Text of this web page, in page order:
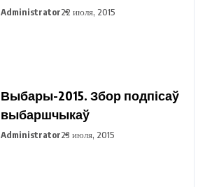
Administrator22 июля, 2015
Выбары-2015. Збор подпісаў
выбаршчыкаў
Administrator23 июля, 2015